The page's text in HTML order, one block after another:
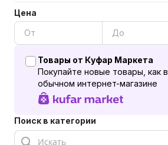
Цена
Товары от Куфар Маркета
Покупайте новые товары, как в
обычном интернет-магазине
Поиск в категории